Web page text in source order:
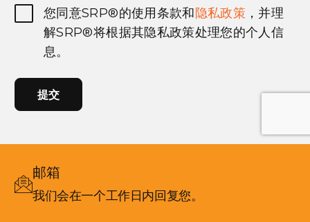
Consent*
您同意SRP®的使用条款和隐私政策 ，并理
解SRP®将根据其隐私政策处理您的个人信
息。
CAPTCHA
邮箱
我们会在一个工作日内回复您。